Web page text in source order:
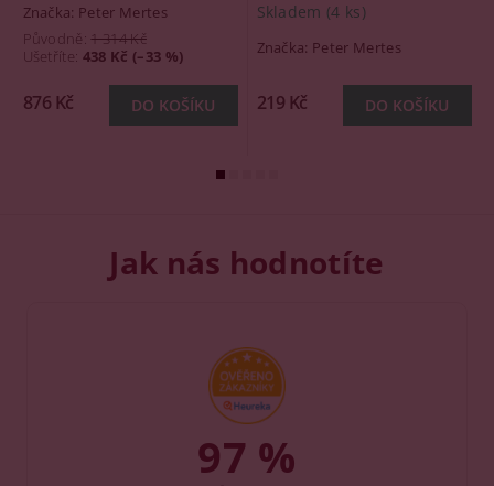
Značka: Peter Mertes
Původně:1 314 Kč
Ušetříte: 438 Kč (–33 %)
876 Kč
Skladem (4 ks)
Značka: Peter Mertes
219 Kč
Jak nás hodnotíte
97 %